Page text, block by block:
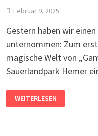
Februar 9, 2025
Gestern haben wir
unternommen: Zum
magische Welt von
Sauerlandpark Hemer
BESUCH
BEI
WEITERLESEN